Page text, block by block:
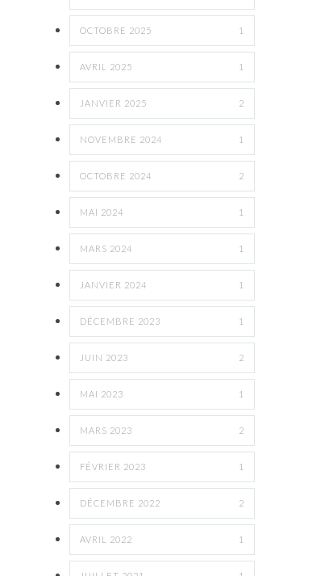
OCTOBRE 2025 1
AVRIL 2025 1
JANVIER 2025 2
NOVEMBRE 2024 1
OCTOBRE 2024 2
MAI 2024 1
MARS 2024 1
JANVIER 2024 1
DÉCEMBRE 2023 1
JUIN 2023 2
MAI 2023 1
MARS 2023 2
FÉVRIER 2023 1
DÉCEMBRE 2022 2
AVRIL 2022 1